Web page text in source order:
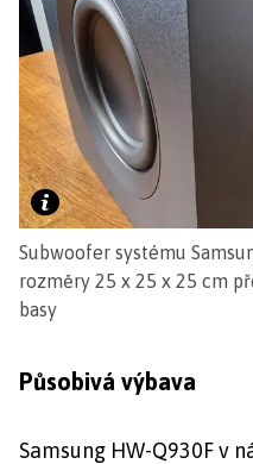
Subwoofer systému
rozměry 25 x 25 x 25 cm
basy
Působivá výbava
Samsung HW-Q930F v